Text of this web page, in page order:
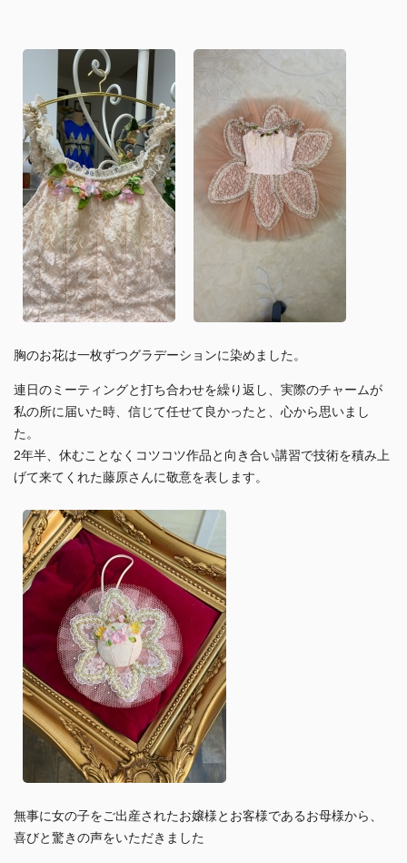
胸のお花は一枚ずつグラデーションに染めました。
連日のミーティングと打ち合わせを繰り返し、実際のチャームが
私の所に届いた時、信じて任せて良かったと、心から思いまし
た。
2年半、休むことなくコツコツ作品と向き合い講習で技術を積み上
げて来てくれた藤原さんに敬意を表します。
無事に女の子をご出産されたお嬢様とお客様であるお母様から、
喜びと驚きの声をいただきました